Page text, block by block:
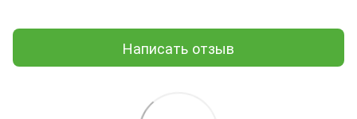
Написать отзыв